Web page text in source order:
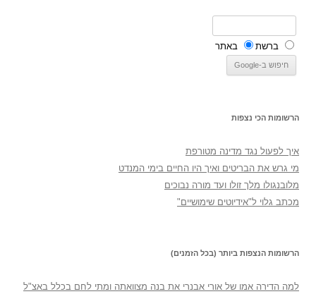
ברשת באתר
הרשומות הכי נצפות
איך לפעול נגד מדינה מטורפת
מי גרש את הבריטים ואיך היו החיים בימי המנדט
מלובנגולו מלך זולו ועד מורה נבוכים
מכתב גלוי ל"אידיוטים שימושיים"
הרשומות הנצפות ביותר (בכל הזמנים)
למה הדירה אמו של אורי אבנרי את בנה מצוואתה ומתי לחם בכלל באצ"ל